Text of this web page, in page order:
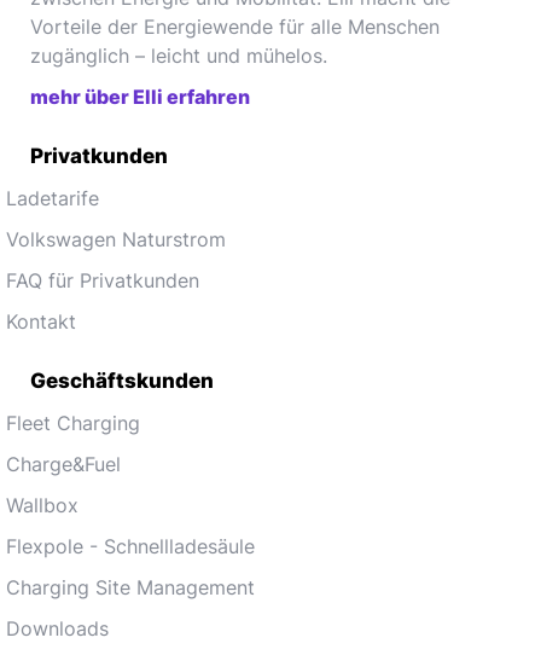
Vorteile der Energiewende für alle Menschen
zugänglich – leicht und mühelos.
mehr über Elli erfahren
Privatkunden
Ladetarife
Volkswagen Naturstrom
FAQ für Privatkunden
Kontakt
Geschäftskunden
Fleet Charging
Charge&Fuel
Wallbox
Flexpole - Schnellladesäule
Charging Site Management
Downloads